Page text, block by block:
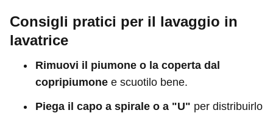
Consigli pratici per il lavaggio in
lavatrice
Rimuovi il piumone o la coperta dal
copripiumone e scuotilo bene.
Piega il capo a spirale o a "U" per distribuirlo